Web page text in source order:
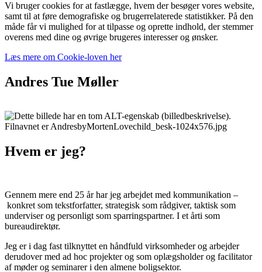
Vi bruger cookies for at fastlægge, hvem der besøger vores website,
samt til at føre demografiske og brugerrelaterede statistikker. På den
måde får vi mulighed for at tilpasse og oprette indhold, der stemmer
overens med dine og øvrige brugeres interesser og ønsker.
Læs mere om Cookie-loven her
Andres Tue Møller
Hvem er jeg?
Gennem mere end 25 år har jeg arbejdet med kommunikation –
konkret som tekstforfatter, strategisk som rådgiver, taktisk som
underviser og personligt som sparringspartner. I et årti som
bureaudirektør.
Jeg er i dag fast tilknyttet en håndfuld virksomheder og arbejder
derudover med ad hoc projekter og som oplægsholder og facilitator
af møder og seminarer i den almene boligsektor.